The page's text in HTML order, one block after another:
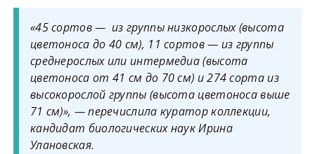
«45 сортов — из группы низкорослых (высота
цветоноса до 40 см), 11 сортов — из группы
среднерослых или интермедиа (высота
цветоноса от 41 см до 70 см) и 274 сорта из
высокорослой группы (высота цветоноса выше
71 см)», — перечислила куратор коллекции,
кандидат биологических наук Ирина
Улановская.